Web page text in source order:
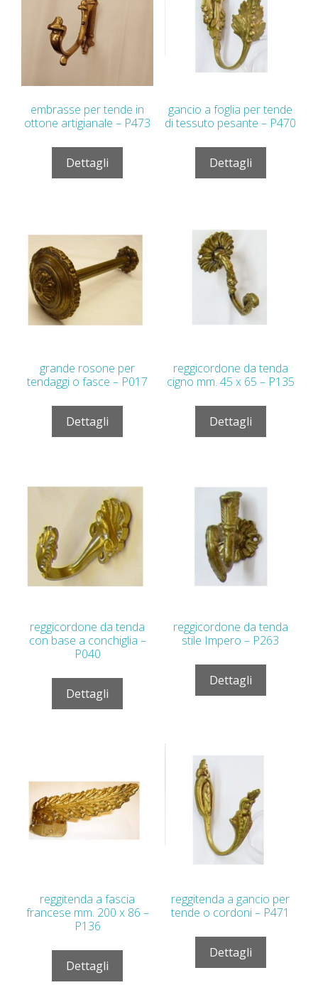
embrasse per tende in
ottone artigianale – P473
Dettagli
gancio a foglia per tende
di tessuto pesante – P470
Dettagli
grande rosone per
tendaggi o fasce – P017
Dettagli
reggicordone da tenda
cigno mm. 45 x 65 – P135
Dettagli
reggicordone da tenda
con base a conchiglia –
P040
Dettagli
reggicordone da tenda
stile Impero – P263
Dettagli
reggitenda a fascia
francese mm. 200 x 86 –
P136
Dettagli
reggitenda a gancio per
tende o cordoni – P471
Dettagli